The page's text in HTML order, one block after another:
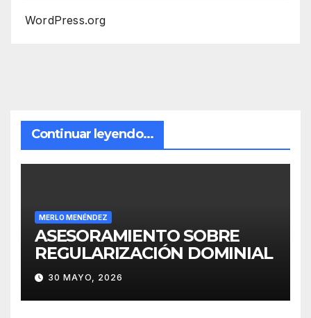
WordPress.org
Continuar leyendo...
MERLO MENÉNDEZ
ASESORAMIENTO SOBRE
REGULARIZACIÓN DOMINIAL
30 MAYO, 2026